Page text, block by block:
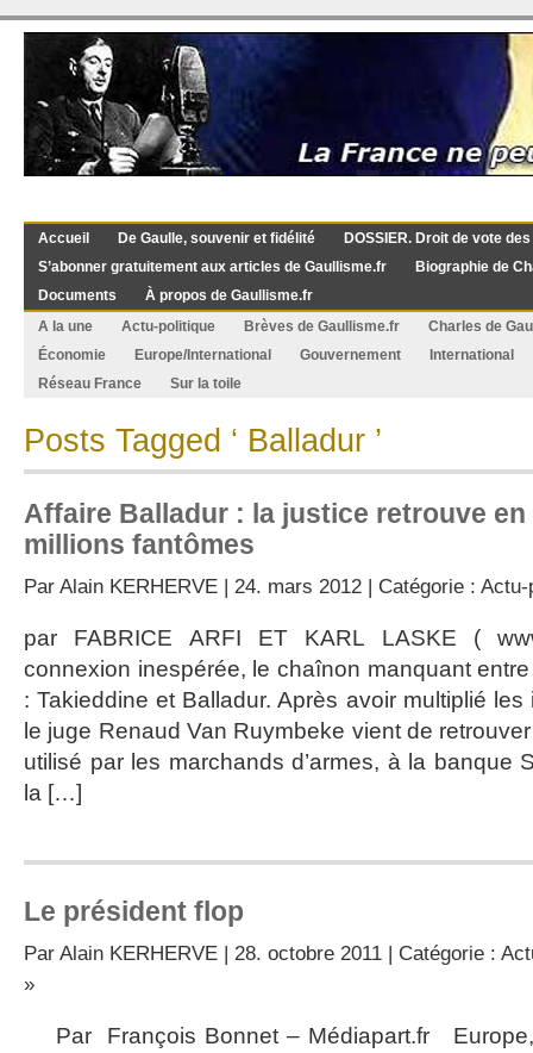
Accueil De Gaulle, souvenir et fidélité
DOSSIER. Droit de vote
S’abonner gratuitement aux articles de Gaullisme.fr
Biographie de
Documents
À propos de Gaullisme.fr
A la une
Actu-politique Brèves de Gaullisme.fr
Charles de
Économie
Europe/International Gouvernement
International
Réseau France
Sur la toile
Posts Tagged ‘ Balladur ’
Affaire Balladur : la justice retrouve en
millions fantômes
Par Alain KERHERVE | 24. mars 2012 | Catégorie : Actu-
par FABRICE ARFI ET KARL LASKE (
connexion inespérée, le chaînon manquant
: Takieddine et Balladur. Après avoir multiplié
le juge Renaud Van Ruymbeke vient de
utilisé par les marchands d’armes, à la banque
la […]
Le président flop
Par Alain KERHERVE | 28. octobre 2011 | Catégorie :
»
Par François Bonnet – Médiapart.fr Europe,